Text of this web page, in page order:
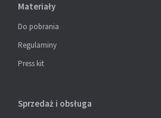
Materiały
Do pobrania
Regulaminy
Press kit
Sprzedaż i obsługa